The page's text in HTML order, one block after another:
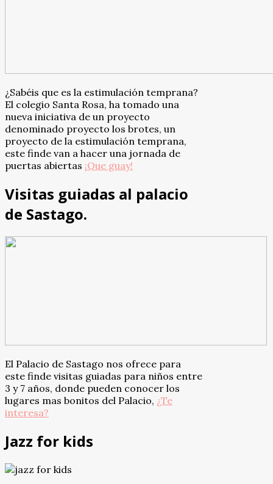
¿Sabéis que es la estimulación temprana?
El colegio Santa Rosa, ha tomado una
nueva iniciativa de un proyecto
denominado proyecto los brotes, un
proyecto de la estimulación temprana,
este finde van a hacer una jornada de
puertas abiertas ¡Que guay!
Visitas guiadas al palacio
de Sastago.
El Palacio de Sastago nos ofrece para
este finde visitas guiadas para niños entre
3 y 7 años, donde pueden conocer los
lugares mas bonitos del Palacio, ¿Te
interesa?
Jazz for kids